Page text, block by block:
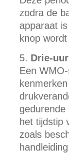
zodra de
apparaat
knop
Drie-
Een
het tijdstip
zoals